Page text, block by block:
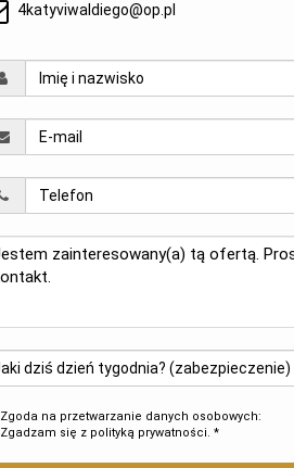
4katyviwaldiego@op.pl
Zgoda na przetwarzanie danych osobowych:
Zgadzam się z polityką prywatności. *